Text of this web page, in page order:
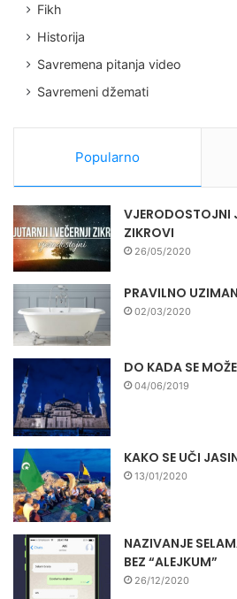
Fikh
Historija
Savremena pitanja video
Savremeni džemati
Popularno
VJERODOSTOJNI
ZIKROVI
26/05/2020
PRAVILNO
02/03/2020
DO KADA SE
04/06/2019
KAKO SE UČI
13/01/2020
NAZIVANJE
BEZ “ALEJKUM”
26/12/2020